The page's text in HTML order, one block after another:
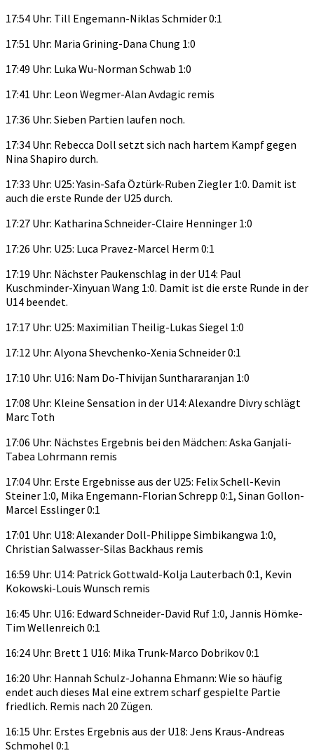
17:54 Uhr: Till Engemann-Niklas Schmider 0:1
17:51 Uhr: Maria Grining-Dana Chung 1:0
17:49 Uhr: Luka Wu-Norman Schwab 1:0
17:41 Uhr: Leon Wegmer-Alan Avdagic remis
17:36 Uhr: Sieben Partien laufen noch.
17:34 Uhr: Rebecca Doll setzt sich nach hartem Kampf gegen
Nina Shapiro durch.
17:33 Uhr: U25: Yasin-Safa Öztürk-Ruben Ziegler 1:0. Damit ist
auch die erste Runde der U25 durch.
17:27 Uhr: Katharina Schneider-Claire Henninger 1:0
17:26 Uhr: U25: Luca Pravez-Marcel Herm 0:1
17:19 Uhr: Nächster Paukenschlag in der U14: Paul
Kuschminder-Xinyuan Wang 1:0. Damit ist die erste Runde in der
U14 beendet.
17:17 Uhr: U25: Maximilian Theilig-Lukas Siegel 1:0
17:12 Uhr: Alyona Shevchenko-Xenia Schneider 0:1
17:10 Uhr: U16: Nam Do-Thivijan Sunthararanjan 1:0
17:08 Uhr: Kleine Sensation in der U14: Alexandre Divry schlägt
Marc Toth
17:06 Uhr: Nächstes Ergebnis bei den Mädchen: Aska Ganjali-
Tabea Lohrmann remis
17:04 Uhr: Erste Ergebnisse aus der U25: Felix Schell-Kevin
Steiner 1:0, Mika Engemann-Florian Schrepp 0:1, Sinan Gollon-
Marcel Esslinger 0:1
17:01 Uhr: U18: Alexander Doll-Philippe Simbikangwa 1:0,
Christian Salwasser-Silas Backhaus remis
16:59 Uhr: U14: Patrick Gottwald-Kolja Lauterbach 0:1, Kevin
Kokowski-Louis Wunsch remis
16:45 Uhr: U16: Edward Schneider-David Ruf 1:0, Jannis Hömke-
Tim Wellenreich 0:1
16:24 Uhr: Brett 1 U16: Mika Trunk-Marco Dobrikov 0:1
16:20 Uhr: Hannah Schulz-Johanna Ehmann: Wie so häufig
endet auch dieses Mal eine extrem scharf gespielte Partie
friedlich. Remis nach 20 Zügen.
16:15 Uhr: Erstes Ergebnis aus der U18: Jens Kraus-Andreas
Schmohel 0:1